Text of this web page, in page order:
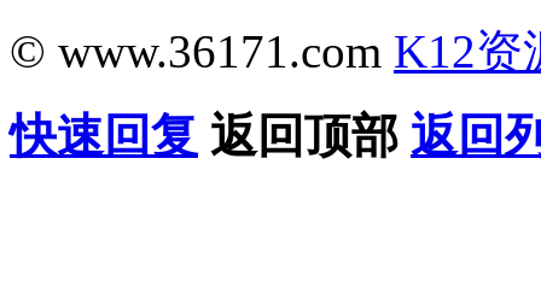
© www.36171.com K12资
快速回复 返回顶部 返回